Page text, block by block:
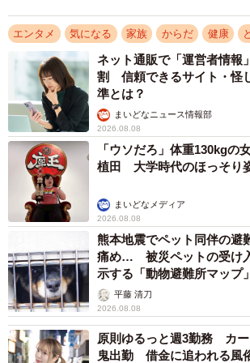
エンタメ 気になる 家族 からだ 健康
ネット通販で「運営者情報
割 信頼できるサイト・怪
準とは？
まいどなニュース情報部
2026.08.08
「ウソだろ」体重130kgの
植田 大学時代のほっそり
まいどなメディア
2026.08.08
熊本地震でペット同伴の避
痛め… 被災ペットの受け
示する「動物避難所マップ
平藤 清刀
2026.08.08
原則ゆるっと週3勤務 カ
鬼出勤 借金に追われる風